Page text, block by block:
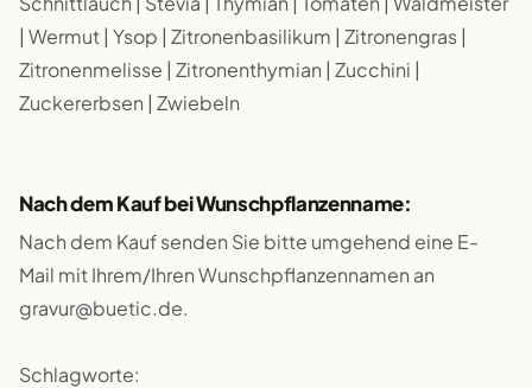
| Wermut | Ysop | Zitronenbasilikum | Zitronengras |
Zitronenmelisse | Zitronenthymian | Zucchini |
Zuckererbsen | Zwiebeln
Nach dem Kauf bei Wunschpflanzenname:
Nach dem Kauf senden Sie bitte umgehend eine E-
Mail mit Ihrem/Ihren Wunschpflanzennamen an
gravur@buetic.de.
Schlagworte: